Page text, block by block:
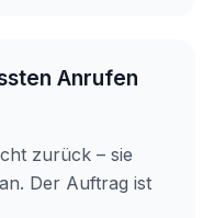
Anrufen
zurück – sie
Der Auftrag ist